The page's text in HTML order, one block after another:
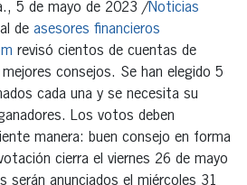
5 de mayo de 2023 /Noticias
de asesores financieros
revisó cientos de cuentas de
consejos. Se han elegido 5
cada una y se necesita su
Los votos deben
manera: buen consejo en forma
cierra el viernes 26 de mayo
serán anunciados el miércoles 31